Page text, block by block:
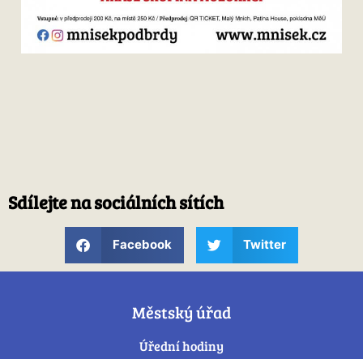
Sdílejte na sociálních sítích
Facebook Twitter
Městský úřad
Úřední hodiny